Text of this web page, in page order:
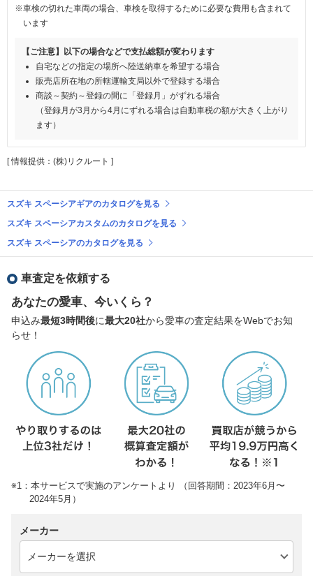
※車検の切れた車両の場合、車検を取得するために必要な費用も含まれて
います
【ご注意】以下の場合などで支払総額が変わります
自宅などの指定の場所へ陸送納車を希望する場合
販売店所在地の所轄運輸支局以外で登録する場合
商談～契約～登録の間に「登録月」がずれる場合
（登録月が3月から4月にずれる場合は自動車税の額が大きく上がり
ます）
[ 情報提供：(株)リクルート ]
スズキ スペーシアギアのカタログを見る
スズキ スペーシアカスタムのカタログを見る
スズキ スペーシアのカタログを見る
車査定を依頼する
あなたの愛車、今いくら？
申込み最短3時間後に最大20社から愛車の査定結果をWebでお知
らせ！
※1：本サービスで実施のアンケートより （回答期間：2023年6月〜
2024年5月）
メーカー